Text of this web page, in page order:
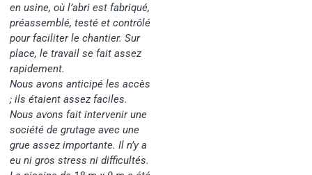
en usine, où l’abri est fabriqué,
préassemblé, testé et contrôlé
pour faciliter le chantier. Sur
place, le travail se fait assez
rapidement.
Nous avons anticipé les accès
; ils étaient assez faciles.
Nous avons fait intervenir une
société de grutage avec une
grue assez importante. Il n’y a
eu ni gros stress ni difficultés.